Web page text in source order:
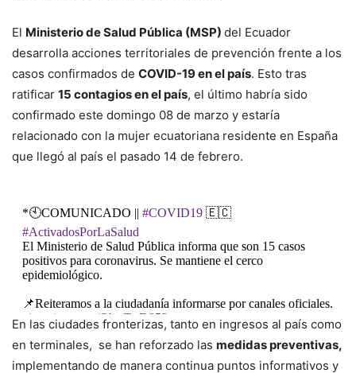
El Ministerio de Salud Pública (MSP) del Ecuador
desarrolla acciones territoriales de prevención frente a los
casos confirmados de COVID-19 en el país. Esto tras
ratificar 15 contagios en el país, el último habría sido
confirmado este domingo 08 de marzo y estaría
relacionado con la mujer ecuatoriana residente en España
que llegó al país el pasado 14 de febrero.
*🕙COMUNICADO || #COVID19🇪🇨
#ActivadosPorLaSalud
El Ministerio de Salud Pública informa que son 15 casos
positivos para coronavirus. Se mantiene el cerco
epidemiológico.
📌Reiteramos a la ciudadanía informarse por canales oficiales.
pic.twitter.com/ObgfPoD953
— Salud Ecuador (@Salud_Ec) March 9, 2020
En las ciudades fronterizas, tanto en ingresos al país como
en terminales, se han reforzado las medidas preventivas,
implementando de manera continua puntos informativos y